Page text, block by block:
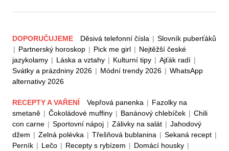
DOPORUČUJEME Děsivá telefonní čísla | Slovník puberťáků
| Partnerský horoskop | Pick me girl | Nejtěžší české
jazykolamy | Láska a vztahy | Kulturní tipy | Ajťák radí |
Svátky a prázdniny 2026 | Módní trendy 2026 | WhatsApp
alternativy 2026
RECEPTY A VAŘENÍ Vepřová panenka | Fazolky na
smetaně | Čokoládové muffiny | Banánový chlebíček | Chili
con carne | Sportovní nápoj | Zálivky na salát | Jahodový
džem | Zelná polévka | Třešňová bublanina | Sekaná recept |
Perník | Lečo | Recepty s rybízem | Domácí housky |